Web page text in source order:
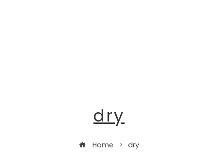
dry
Home dry